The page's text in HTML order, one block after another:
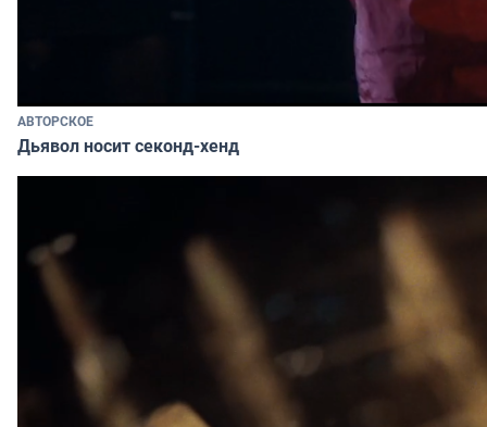
АВТОРСКОЕ
Дьявол носит секонд-хенд